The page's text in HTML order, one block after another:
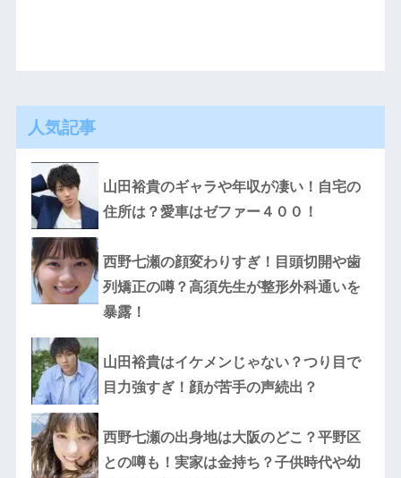
人気記事
山田裕貴のギャラや年収が凄い！自宅の
住所は？愛車はゼファー４００！
西野七瀬の顔変わりすぎ！目頭切開や歯
列矯正の噂？高須先生が整形外科通いを
暴露！
山田裕貴はイケメンじゃない？つり目で
目力強すぎ！顔が苦手の声続出？
西野七瀬の出身地は大阪のどこ？平野区
との噂も！実家は金持ち？子供時代や幼